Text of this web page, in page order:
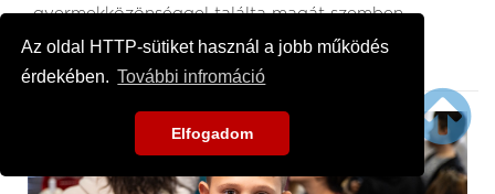
Az oldal HTTP-sütiket használ a jobb működés
érdekében. További infromáció
Elfogadom
gyermekközönséggel találta magát szemben
nyékládházi állomásán.